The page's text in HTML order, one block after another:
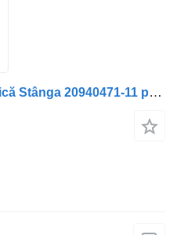
Semiasse Semiax Axa Motrică Stânga 20940471-11 per camion Volvo 20940471